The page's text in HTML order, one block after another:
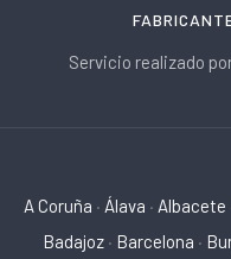
Servicio realizado
A Coruña · Álava · Albacete
Badajoz · Barcelona ·